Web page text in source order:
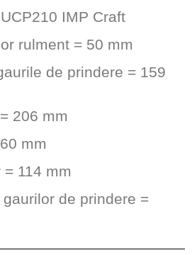
IMP Craft
rulment = 50 mm
de prindere = 159
206 mm
mm
114 mm
de prindere =